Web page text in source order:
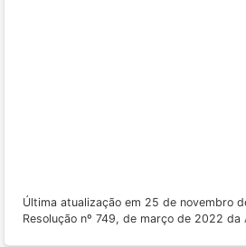
Última atualização em 25 de novembro
Resolução nº 749, de março de 2022 da